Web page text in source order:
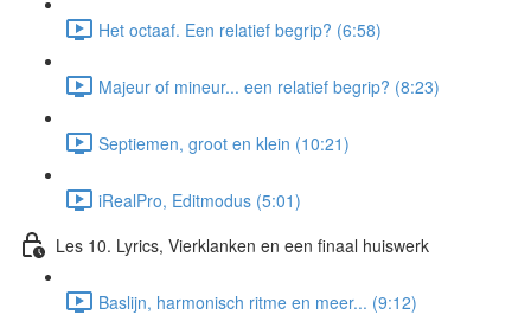
Het octaaf. Een relatief begrip? (6:58)
Majeur of mineur... een relatief begrip? (8:23)
Septiemen, groot en klein (10:21)
iRealPro, Editmodus (5:01)
Les 10. Lyrics, Vierklanken en een finaal huiswerk
Baslijn, harmonisch ritme en meer... (9:12)